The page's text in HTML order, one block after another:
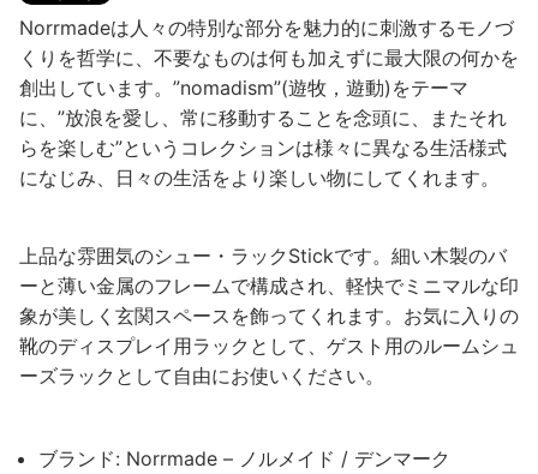
Norrmadeは人々の特別な部分を魅力的に刺激するモノづ
くりを哲学に、不要なものは何も加えずに最大限の何かを
創出しています。”nomadism”(遊牧，遊動)をテーマ
に、”放浪を愛し、常に移動することを念頭に、またそれ
らを楽しむ”というコレクションは様々に異なる生活様式
になじみ、日々の生活をより楽しい物にしてくれます。
上品な雰囲気のシュー・ラックStickです。細い木製のバ
ーと薄い金属のフレームで構成され、軽快でミニマルな印
象が美しく玄関スペースを飾ってくれます。お気に入りの
靴のディスプレイ用ラックとして、ゲスト用のルームシュ
ーズラックとして自由にお使いください。
ブランド: Norrmade – ノルメイド / デンマーク